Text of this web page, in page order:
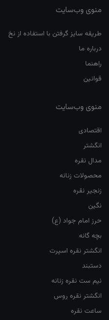
منوی وب‌سایت
طریقه سایز گرفتن با استفاده از نخ
درباره ما
راهنما
قوانین
منوی وب‌سایت
اقتصادی
انگشتر
مدال نقره
محصولات زنانه
زنجیر نقره
نگین
حرز امام جواد (ع)
بچه گانه
انگشتر نقره اسپرت
دستبند
نیم ست نقره زنانه
انگشتر نقره روس
ساعت نقره